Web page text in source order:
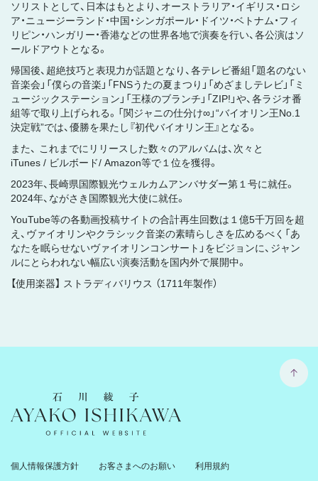
ソリストとして、日本はもとより、オーストラリア・イギリス・ロシ
ア・ニュージーランド・中国・シンガポール・ドイツ・ベトナム・フィ
リピン・ハンガリー・香港などの世界各地で演奏を行い、各公演はソ
ールドアウトとなる。
帰国後、超絶技巧と表現力が話題となり、各テレビ番組「題名のない
音楽会」「僕らの音楽」「FNSうたの夏まつり」「めざましテレビ」「ミ
ュージックステーション」「王様のブランチ」「ZIP!」や、各ラジオ番
組等で取り上げられる。「関ジャニの仕分け∞」“バイオリン王No.1
決定戦”では、優勝を果たし『初代バイオリン王』となる。
また、 これまでにリリースした数々のアルバムは、次々と
iTunes / ビルボード/ Amazon等で１位を獲得。
2023年、長崎県国際観光ウェルカムアンバサダー第１号に就任。
2024年、ながさき国際観光大使に就任。
YouTube等の各動画投稿サイトの合計再生回数は１億5千万回を超
え、ヴァイオリンやクラシック音楽の素晴らしさを広めるべく「あ
なたを眠らせないヴァイオリンコンサート」をビジョンに、ジャン
ルにとらわれない幅広い演奏活動を国内外で展開中。
【使用楽器】 ストラディバリウス （1711年製作）
石川綾子 Ayako Ishikawa Official Website
個人情報保護方針 お客さまへのお願い 利用規約